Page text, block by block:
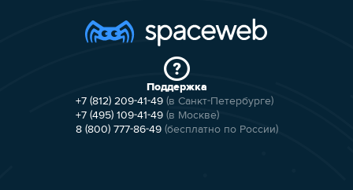
Поддержка
+7 (812) 209-41-49 (в Санкт-Петербурге)
+7 (495) 109-41-49 (в Москве)
8 (800) 777-86-49 (бесплатно по России)